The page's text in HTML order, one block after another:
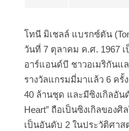
โทนี มิเชลล์ แบรกซ์ตัน
วันที่ 7 ตุลาคม ค.ศ. 1967
อาร์แอนด์บี ชาวอเมริกันแ
รางวัลแกรมมี่มาแล้ว 6 ครั้
40 ล้านชุด และมีซิงเกิลอัน
Heart” ถือเป็นซิงเกิลขอ
เป็นอันดับ 2 ในประวัติศา